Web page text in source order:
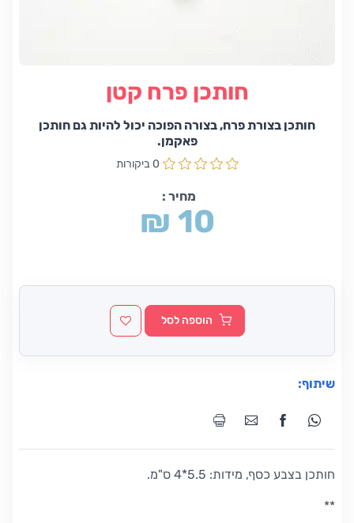
חותכן פרח קטן
חותכן בצורת פרח, בצורה הפוכה יכול להיות גם חותכן
פאקמן.
0 ביקורות
מחיר :
₪ 10
הוספה לסל
שיתוף:
חותכן בצבע כסף, מידות: 5.5*4 ס"מ.
**